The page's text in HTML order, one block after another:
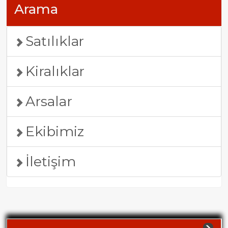
Arama
Satılıklar
Kiralıklar
Arsalar
Ekibimiz
İletişim